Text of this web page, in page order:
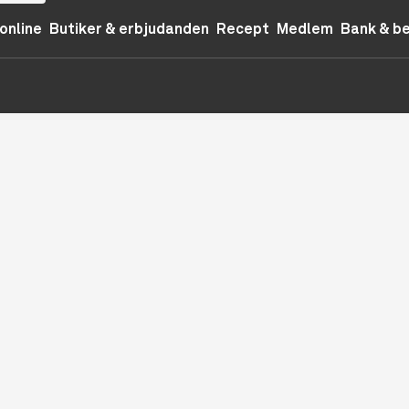
Butiker & erbjudanden Recept Medlem Bank &